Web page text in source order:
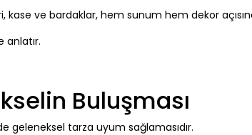
kase ve bardaklar, hem sunum hem dekor
anlatır.
Buluşması
geleneksel tarza uyum sağlamasıdır.